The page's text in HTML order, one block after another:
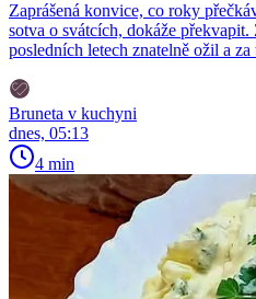
Zaprášená konvice, co roky
sotva o svátcích, dokáže
posledních letech znatelně ožil a
Bruneta v kuchyni
dnes, 05:13
4 min